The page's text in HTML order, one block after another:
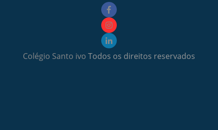
Colégio Santo ivo Todos os direitos reservados